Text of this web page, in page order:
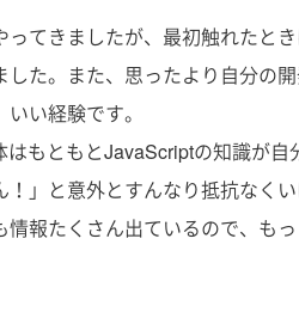
ってきましたが、最初触れたと
した。また、思ったより自分の
い経験です。
はもともとJavaScriptの知識が
」と意外とすんなり抵抗なくい
情報たくさん出ているので、も